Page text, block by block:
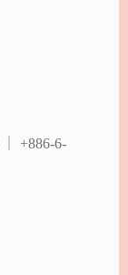
+886-6-